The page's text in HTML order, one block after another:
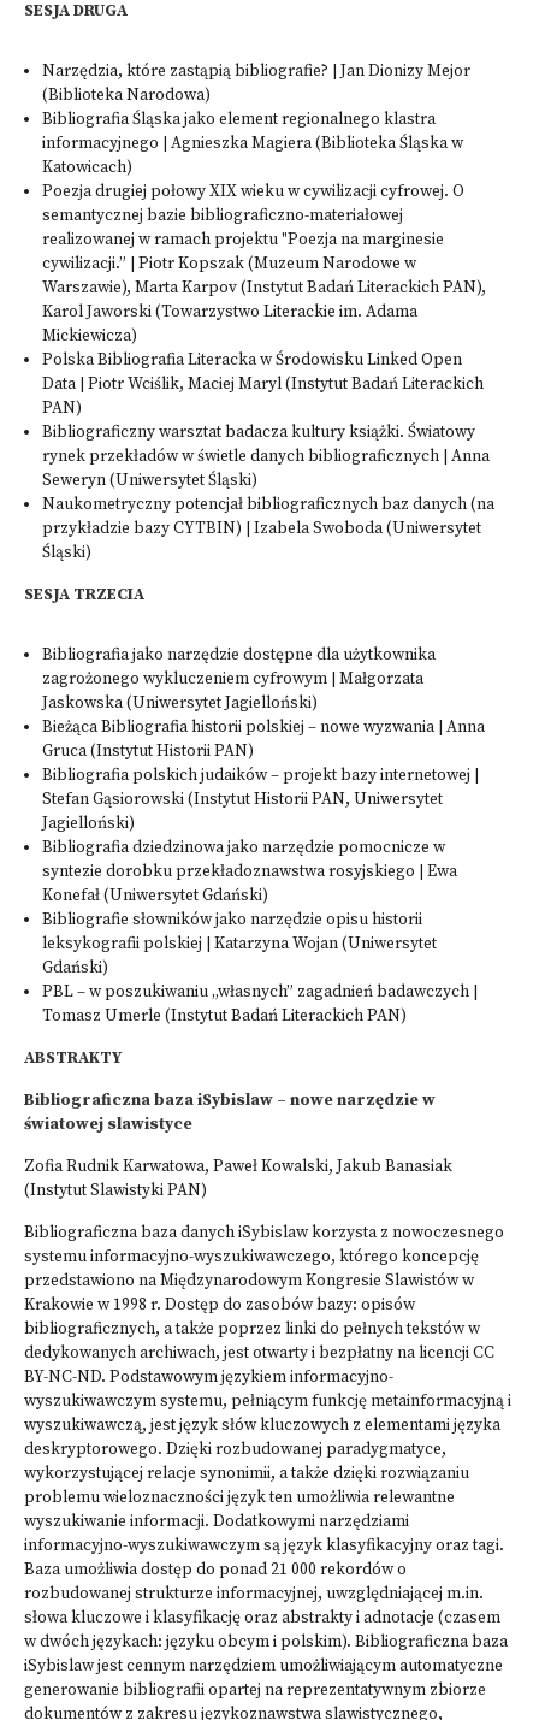
SESJA DRUGA
Narzędzia, które zastąpią bibliografie? | Jan Dionizy Mejor
(Biblioteka Narodowa)
Bibliografia Śląska jako element regionalnego klastra
informacyjnego | Agnieszka Magiera (Biblioteka Śląska w
Katowicach)
Poezja drugiej połowy XIX wieku w cywilizacji cyfrowej. O
semantycznej bazie bibliograficzno-materiałowej
realizowanej w ramach projektu "Poezja na marginesie
cywilizacji.” | Piotr Kopszak (Muzeum Narodowe w
Warszawie), Marta Karpov (Instytut Badań Literackich PAN),
Karol Jaworski (Towarzystwo Literackie im. Adama
Mickiewicza)
Polska Bibliografia Literacka w Środowisku Linked Open
Data | Piotr Wciślik, Maciej Maryl (Instytut Badań Literackich
PAN)
Bibliograficzny warsztat badacza kultury książki. Światowy
rynek przekładów w świetle danych bibliograficznych | Anna
Seweryn (Uniwersytet Śląski)
Naukometryczny potencjał bibliograficznych baz danych (na
przykładzie bazy CYTBIN) | Izabela Swoboda (Uniwersytet
Śląski)
SESJA TRZECIA
Bibliografia jako narzędzie dostępne dla użytkownika
zagrożonego wykluczeniem cyfrowym | Małgorzata
Jaskowska (Uniwersytet Jagielloński)
Bieżąca Bibliografia historii polskiej – nowe wyzwania | Anna
Gruca (Instytut Historii PAN)
Bibliografia polskich judaików – projekt bazy internetowej |
Stefan Gąsiorowski (Instytut Historii PAN, Uniwersytet
Jagielloński)
Bibliografia dziedzinowa jako narzędzie pomocnicze w
syntezie dorobku przekładoznawstwa rosyjskiego | Ewa
Konefał (Uniwersytet Gdański)
Bibliografie słowników jako narzędzie opisu historii
leksykografii polskiej | Katarzyna Wojan (Uniwersytet
Gdański)
PBL – w poszukiwaniu „własnych” zagadnień badawczych |
Tomasz Umerle (Instytut Badań Literackich PAN)
ABSTRAKTY
Bibliograficzna baza iSybislaw – nowe narzędzie w
światowej slawistyce
Zofia Rudnik Karwatowa, Paweł Kowalski, Jakub Banasiak
(Instytut Slawistyki PAN)
Bibliograficzna baza danych iSybislaw korzysta z nowoczesnego
systemu informacyjno-wyszukiwawczego, którego koncepcję
przedstawiono na Międzynarodowym Kongresie Slawistów w
Krakowie w 1998 r. Dostęp do zasobów bazy: opisów
bibliograficznych, a także poprzez linki do pełnych tekstów w
dedykowanych archiwach, jest otwarty i bezpłatny na licencji CC
BY-NC-ND. Podstawowym językiem informacyjno-
wyszukiwawczym systemu, pełniącym funkcję metainformacyjną i
wyszukiwawczą, jest język słów kluczowych z elementami języka
deskryptorowego. Dzięki rozbudowanej paradygmatyce,
wykorzystującej relacje synonimii, a także dzięki rozwiązaniu
problemu wieloznaczności język ten umożliwia relewantne
wyszukiwanie informacji. Dodatkowymi narzędziami
informacyjno-wyszukiwawczym są język klasyfikacyjny oraz tagi.
Baza umożliwia dostęp do ponad 21 000 rekordów o
rozbudowanej strukturze informacyjnej, uwzględniającej m.in.
słowa kluczowe i klasyfikację oraz abstrakty i adnotacje (czasem
w dwóch językach: języku obcym i polskim). Bibliograficzna baza
iSybislaw jest cennym narzędziem umożliwiającym automatyczne
generowanie bibliografii opartej na reprezentatywnym zbiorze
dokumentów z zakresu językoznawstwa slawistycznego,